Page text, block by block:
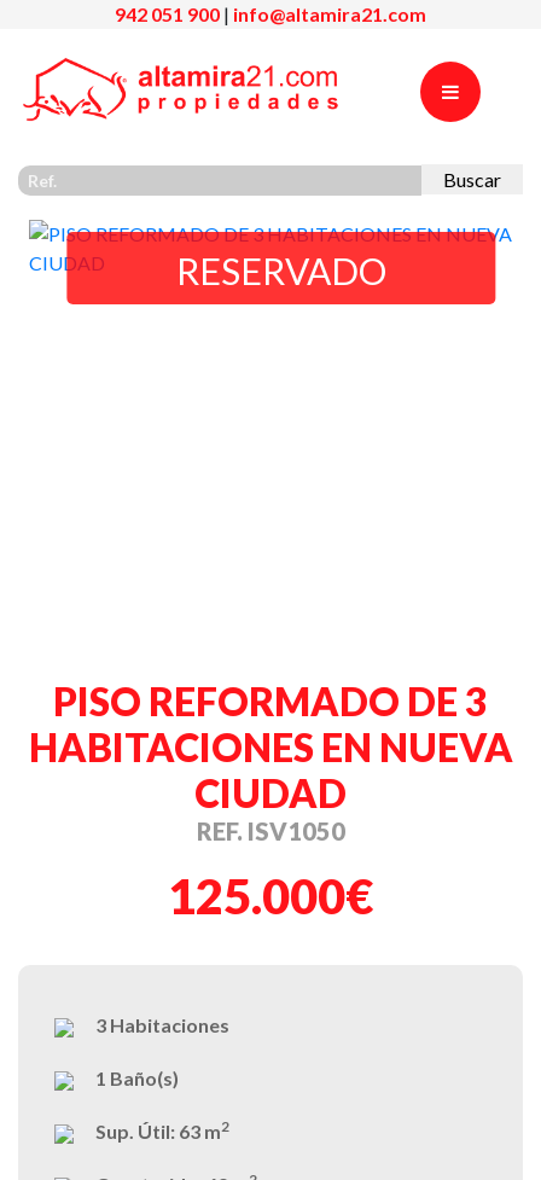
942 051 900 | info@altamira21.com
Buscar
RESERVADO
PISO REFORMADO DE 3
HABITACIONES EN NUEVA
CIUDAD
REF. ISV1050
125.000€
3 Habitaciones
1 Baño(s)
Sup. Útil: 63 m2